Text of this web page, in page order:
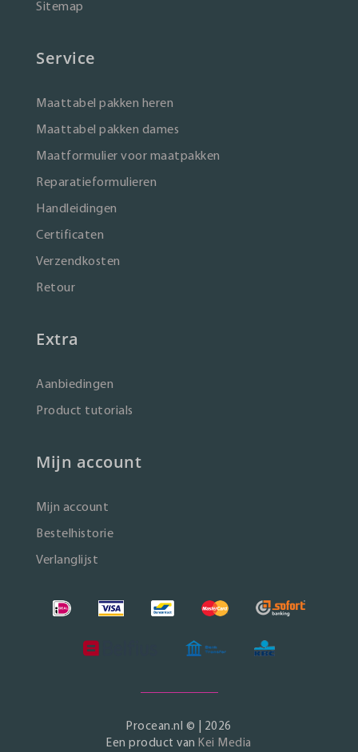
Sitemap
Service
Maattabel pakken heren
Maattabel pakken dames
Maatformulier voor maatpakken
Reparatieformulieren
Handleidingen
Certificaten
Verzendkosten
Retour
Extra
Aanbiedingen
Product tutorials
Mijn account
Mijn account
Bestelhistorie
Verlanglijst
Procean.nl © | 2026
Een product vanKei Media